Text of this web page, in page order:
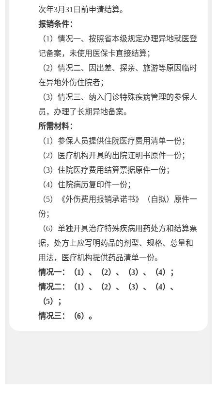
次年3月31日前申请结算。
报销条件：
（1）情况一、按照省本级规定办理异地就医登
记备案，未使用医保卡直接结算；
（2）情况二、因出差、探亲、旅游等原因临时
在异地外伤住院者；
（3）情况三、纳入门诊特殊疾病管理的参保人
员，办理了长期异地备案。
所需材料：
（1）参保人员提供住院医疗费用清单一份；
（2）医疗机构开具的出院证明书原件一份；
（3）住院医疗费用结算票据原件一份；
（4）住院病历复印件一份；
（5）《外伤费用报销承诺书》（自拟）原件一
份；
（6）单独开具治疗特殊疾病用药处方和结算票
据，处方上应写明药品的剂型、规格、总量和
用法，医疗机构提供药品清单一份。
情况一：（1）、（2）、（3）、（4）；
情况二：（1）、（2）、（3）、（4）、
（5）；
情况三：（6）。